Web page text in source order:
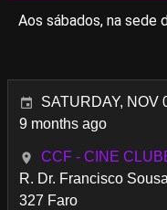
Aos sábados, na sede
SATURDAY, NOV
9 months ago
CCF - CINE
R. Dr. Francisco
327 Faro